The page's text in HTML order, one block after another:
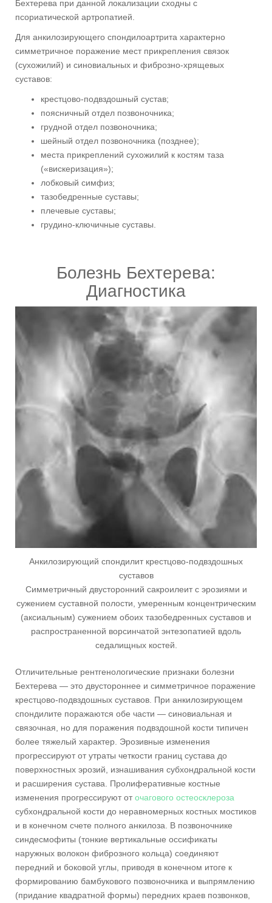
Бехтерева при данной локализации сходны с
псориатической артропатией.
Для анкилозирующего спондилоартрита характерно
симметричное поражение мест прикрепления связок
(сухожилий) и синовиальных и фиброзно-хрящевых
суставов:
крестцово-подвздошный сустав;
поясничный отдел позвоночника;
грудной отдел позвоночника;
шейный отдел позвоночника (позднее);
места прикреплений сухожилий к костям таза
(«вискеризация»);
лобковый симфиз;
тазобедренные суставы;
плечевые суставы;
грудино-ключичные суставы.
Болезнь Бехтерева:
Диагностика
Анкилозирующий спондилит крестцово-подвздошных
суставов
Симметричный двусторонний сакроилеит с эрозиями и
сужением суставной полости, умеренным концентрическим
(аксиальным) сужением обоих тазобедренных суставов и
распространенной ворсинчатой энтезопатией вдоль
седалищных костей.
Отличительные рентгенологические признаки болезни
Бехтерева — это двустороннее и симметричное поражение
крестцово-подвздошных суставов. При анкилозирующем
спондилите поражаются обе части — синовиальная и
связочная, но для поражения подвздошной кости типичен
более тяжелый характер. Эрозивные изменения
прогрессируют от утраты четкости границ сустава до
поверхностных эрозий, изнашивания субхондральной кости
и расширения сустава. Пролиферативные костные
изменения прогрессируют оточагового остеосклероза
субхондральной кости до неравномерных костных мостиков
и в конечном счете полного анкилоза. В позвоночнике
синдесмофиты (тонкие вертикальные оссификаты
наружных волокон фиброзного кольца) соединяют
передний и боковой углы, приводя в конечном итоге к
формированию бамбукового позвоночника и выпрямлению
(придание квадратной формы) передних краев позвонков,